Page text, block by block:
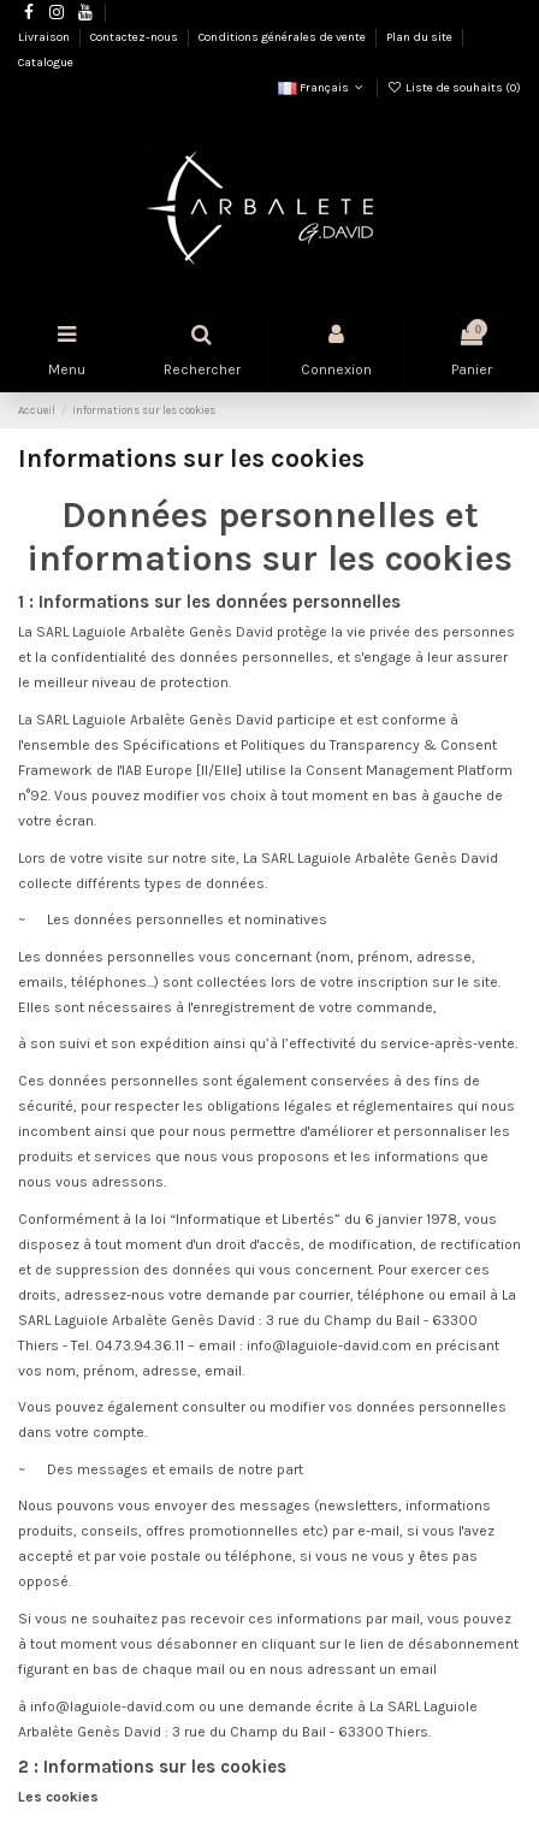
Livraison Contactez-nous Conditions générales de vente
Plan du site
Catalogue
Français
Liste de souhaits (0)
Menu Rechercher Connexion
0
Panier
Accueil Informations sur les cookies
Informations sur les cookies
Données personnelles et
informations sur les cookies
1 : Informations sur les données personnelles
La SARL Laguiole Arbalète Genès David protège la vie privée des personnes
et la confidentialité des données personnelles, et s'engage à leur assurer
le meilleur niveau de protection.
La SARL Laguiole Arbalète Genès David participe et est conforme à
l'ensemble des Spécifications et Politiques du Transparency & Consent
Framework de l'IAB Europe [Il/Elle] utilise la Consent Management Platform
n°92. Vous pouvez modifier vos choix à tout moment en bas à gauche de
votre écran.
Lors de votre visite sur notre site, La SARL Laguiole Arbalète Genès David
collecte différents types de données.
~ Les données personnelles et nominatives
Les données personnelles vous concernant (nom, prénom, adresse,
emails, téléphones...) sont collectées lors de votre inscription sur le site.
Elles sont nécessaires à l'enregistrement de votre commande,
à son suivi et son expédition ainsi qu’à l’effectivité du service-après-vente.
Ces données personnelles sont également conservées à des fins de
sécurité, pour respecter les obligations légales et réglementaires qui nous
incombent ainsi que pour nous permettre d'améliorer et personnaliser les
produits et services que nous vous proposons et les informations que
nous vous adressons.
Conformément à la loi “Informatique et Libertés” du 6 janvier 1978, vous
disposez à tout moment d'un droit d'accès, de modification, de rectification
et de suppression des données qui vous concernent. Pour exercer ces
droits, adressez-nous votre demande par courrier, téléphone ou email à La
SARL Laguiole Arbalète Genès David : 3 rue du Champ du Bail - 63300
Thiers - Tel. 04.73.94.36.11 – email : info@laguiole-david.com en précisant
vos nom, prénom, adresse, email.
Vous pouvez également consulter ou modifier vos données personnelles
dans votre compte.
~ Des messages et emails de notre part
Nous pouvons vous envoyer des messages (newsletters, informations
produits, conseils, offres promotionnelles etc) par e-mail, si vous l'avez
accepté et par voie postale ou téléphone, si vous ne vous y êtes pas
opposé.
Si vous ne souhaitez pas recevoir ces informations par mail, vous pouvez
à tout moment vous désabonner en cliquant sur le lien de désabonnement
figurant en bas de chaque mail ou en nous adressant un email
à info@laguiole-david.com ou une demande écrite à La SARL Laguiole
Arbalète Genès David : 3 rue du Champ du Bail - 63300 Thiers.
2 : Informations sur les cookies
Les cookies